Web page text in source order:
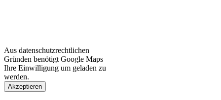
Aus datenschutzrechtlichen
Gründen benötigt Google Maps
Ihre Einwilligung um geladen zu
werden.
Akzeptieren